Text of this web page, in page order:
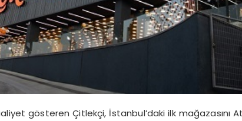
gösteren Çitlekçi, İstanbul’daki ilk mağazasını